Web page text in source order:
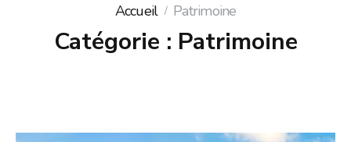
Accueil Patrimoine
Catégorie : Patrimoine